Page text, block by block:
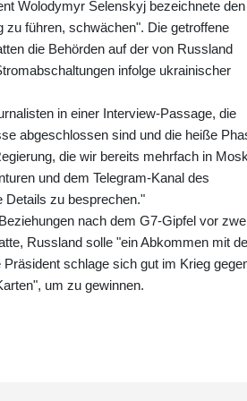
Wolodymyr Selenskyj bezeichnete den
zu führen, schwächen". Die getroffene
die Behörden auf der von Russland
infolge ukrainischer
in einer Interview-Passage, die
abgeschlossen sind und die heiße
die wir bereits mehrfach in
und dem Telegram-Kanal des
Details zu besprechen."
nach dem G7-Gipfel vor
Russland solle "ein Abkommen mit
schlage sich gut im Krieg
um zu gewinnen.